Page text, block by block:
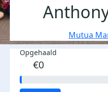
Mutua
Opgehaald
€0